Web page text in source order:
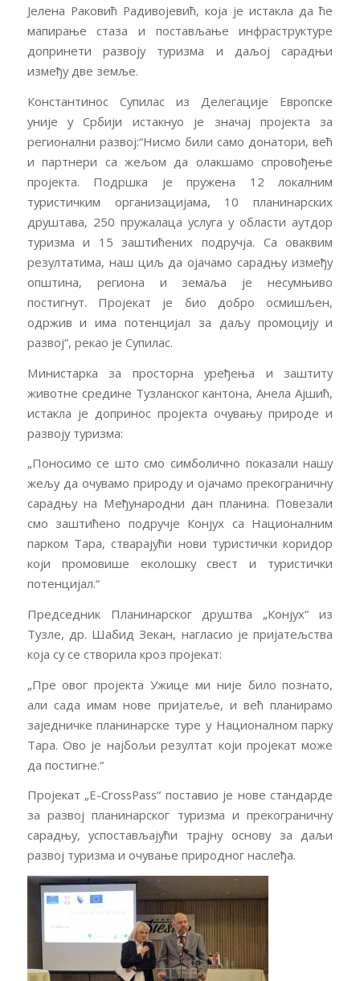
Јелена Раковић Радивојевић, која је истакла да ће
мапирање стаза и постављање инфраструктуре
допринети развоју туризма и даљој сарадњи
између две земље.
Константинос Супилас из Делегације Европске
уније у Србији истакнуо је значај пројекта за
регионални развој:“Нисмо били само донатори, већ
и партнери са жељом да олакшамо спровођење
пројекта. Подршка је пружена 12 локалним
туристичким организацијама, 10 планинарских
друштава, 250 пружалаца услуга у области аутдор
туризма и 15 заштићених подручја. Са оваквим
резултатима, наш циљ да ојачамо сарадњу између
општина, региона и земаља је несумњиво
постигнут. Пројекат је био добро осмишљен,
одржив и има потенцијал за даљу промоцију и
развој“, рекао је Супилас.
Министарка за просторна уређења и заштиту
животне средине Тузланског кантона, Анела Ајшић,
истакла је допринос пројекта очувању природе и
развоју туризма:
„Поносимо се што смо симболично показали нашу
жељу да очувамо природу и ојачамо прекограничну
сарадњу на Међународни дан планина. Повезали
смо заштићено подручје Конјух са Националним
парком Тара, стварајући нови туристички коридор
који промовише еколошку свест и туристички
потенцијал.“
Председник Планинарског друштва „Конјух“ из
Тузле, др. Шабид Зекан, нагласио је пријатељства
која су се створила кроз пројекат:
„Пре овог пројекта Ужице ми није било познато,
али сада имам нове пријатеље, и већ планирамо
заједничке планинарске туре у Националном парку
Тара. Ово је најбољи резултат који пројекат може
да постигне.“
Пројекат „Е-CrossPass“ поставио је нове стандарде
за развој планинарског туризма и прекограничну
сарадњу, успостављајући трајну основу за даљи
развој туризма и очување природног наслеђа.